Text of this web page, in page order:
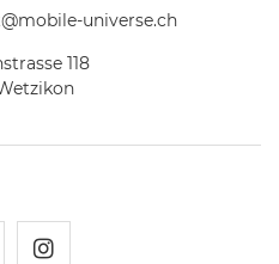
universe.ch
118